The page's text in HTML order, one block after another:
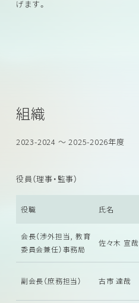
げます。
組織
2023-2024 ～ 2025-2026年度
役員（理事・監事）
役職 氏名
会長（渉外担当, 教育
委員会兼任）事務局
佐々木 宣哉
副会長（庶務担当） 古市 達哉